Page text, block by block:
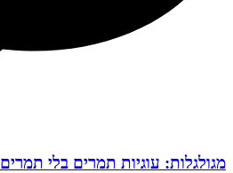
מגולגלות: עוגיות תמרים בלי תמרים